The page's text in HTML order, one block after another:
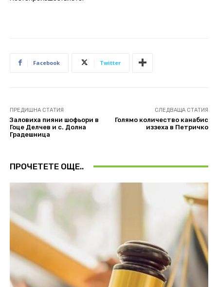
Facebook Twitter
ПРЕДИШНА СТАТИЯ
Заловиха пияни шофьори в
Гоце Делчев и с. Долна
Градешница
СЛЕДВАЩА СТАТИЯ
Голямо количество канабис
иззеха в Петричко
ПРОЧЕТЕТЕ ОЩЕ..